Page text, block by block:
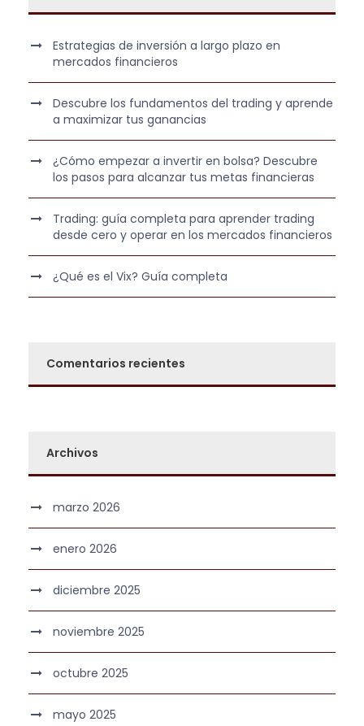
Estrategias de inversión a largo plazo en
mercados financieros
Descubre los fundamentos del trading y aprende
a maximizar tus ganancias
¿Cómo empezar a invertir en bolsa? Descubre
los pasos para alcanzar tus metas financieras
Trading: guía completa para aprender trading
desde cero y operar en los mercados financieros
¿Qué es el Vix? Guía completa
Comentarios recientes
Archivos
marzo 2026
enero 2026
diciembre 2025
noviembre 2025
octubre 2025
mayo 2025